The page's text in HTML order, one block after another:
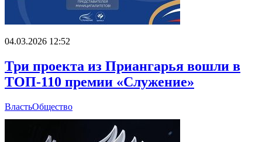
04.03.2026 12:52
Три проекта из Приангарья вошли в
ТОП-110 премии «Служение»
ВластьОбщество